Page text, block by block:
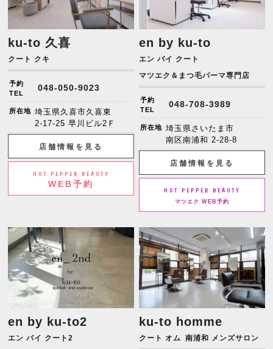
ku-to 久喜
クート クキ
予約
TEL
048-050-9023
所在地 埼玉県久喜市久喜東
2-17-25 早川ビル2Ｆ
店舗情報を見る
HOT PEPPER BEAUTY
WEB予約
en by ku-to
エン バイ クート
マツエク＆まつ毛パーマ専門店
予約
TEL
048-708-3989
所在地 埼玉県さいたま市
南区南浦和 2-28-8
店舗情報を見る
HOT PEPPER BEAUTY
マツエク WEB予約
en by ku-to2
エン バイ クート2
ku-to homme
クート オム 南浦和 メンズサロン